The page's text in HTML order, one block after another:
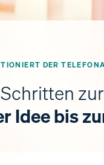
DER
Idee bis